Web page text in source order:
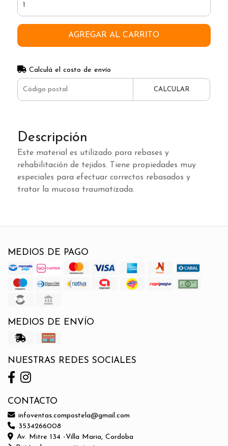
AGREGAR AL CARRITO
Calculá el costo de envío
CALCULAR
Descripción
Este material es utilizado para rebases y
rehabilitación de tejidos. Tiene propiedades muy
especiales para efectuar correctos rebasados y
tratar la mucosa traumatizada.
MEDIOS DE PAGO
MEDIOS DE ENVÍO
NUESTRAS REDES SOCIALES
CONTACTO
infoventas.compostela@gmail.com
3534266008
Av. Mitre 134 -Villa Maria, Cordoba